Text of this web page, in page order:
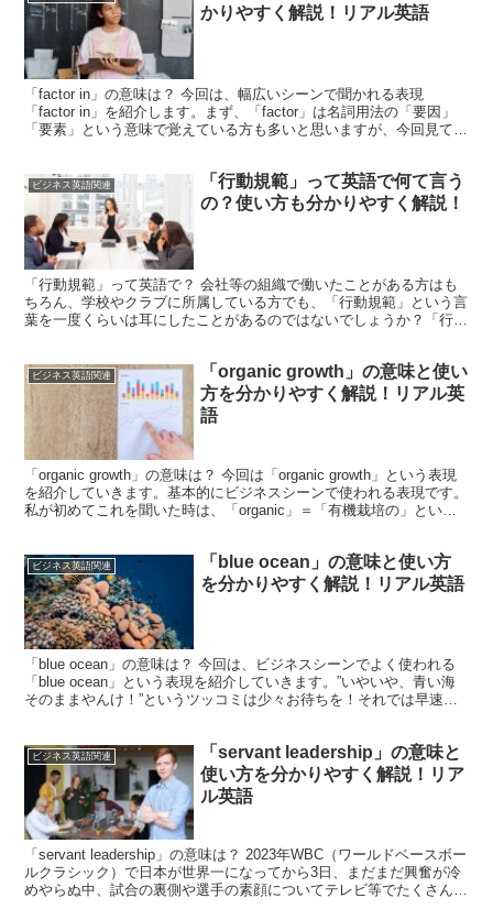
かりやすく解説！リアル英語
「factor in」の意味は？ 今回は、幅広いシーンで聞かれる表現
「factor in」を紹介します。まず、「factor」は名詞用法の「要因」
「要素」という意味で覚えている方も多いと思いますが、今回見てい
ビジネス英語関連
「行動規範」って英語で何て言う
の？使い方も分かりやすく解説！
「行動規範」って英語で？ 会社等の組織で働いたことがある方はも
ちろん、学校やクラブに所属している方でも、「行動規範」という言
葉を一度くらいは耳にしたことがあるのではないでしょうか？「行動
ビジネス英語関連
「organic growth」の意味と使い
方を分かりやすく解説！リアル英
語
「organic growth」の意味は？ 今回は「organic growth」という表現
を紹介していきます。基本的にビジネスシーンで使われる表現です。
私が初めてこれを聞いた時は、「organic」＝「有機栽培の」という
ビジネス英語関連
「blue ocean」の意味と使い方
を分かりやすく解説！リアル英語
「blue ocean」の意味は？ 今回は、ビジネスシーンでよく使われる
「blue ocean」という表現を紹介していきます。”いやいや、青い海
そのままやんけ！”というツッコミは少々お待ちを！それでは早速見
ビジネス英語関連
「servant leadership」の意味と
使い方を分かりやすく解説！リア
ル英語
「servant leadership」の意味は？ 2023年WBC（ワールドベースボー
ルクラシック）で日本が世界一になってから3日、まだまだ興奮が冷
めやらぬ中、試合の裏側や選手の素顔についてテレビ等でたくさん報